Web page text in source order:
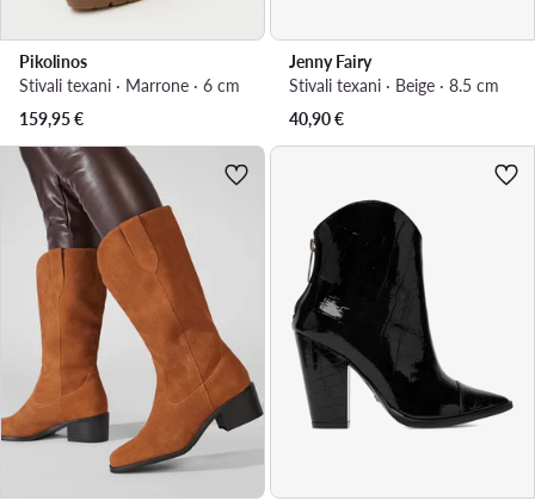
Pikolinos
Stivali texani · Marrone · 6 cm
159,95€
Jenny Fairy
Stivali texani · Beige · 8.5 cm
40,90€